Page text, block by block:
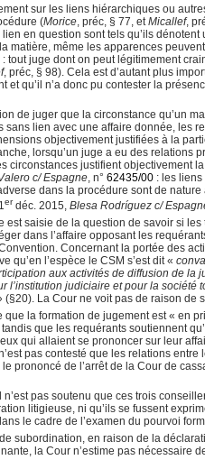
sur les liens hiérarchiques ou
(Morice, préc, § 77, etMicallef,
en question sont tels qu’ils
matière, même les apparences
: tout juge dont on peut légitimement
, préc, § 98). Cela est d’autant plus
qu’il n’a donc pu contester la
de juger que la circonstance qu’un
sans lien avec une affaire donnée, les
objectivement justifiées à la
lorsqu’un juge a eu des relations
justifient objectivement la
c/ Espagne, n°62435/00 : les
dans la procédure sont de
er déc. 2015,Blesa Rodríguez c/
est saisie de la question de savoir si
dans l’affaire opposant les
Concernant la portée des
qu’en l’espèce le CSM s’est dit «
aux activités de diffusion de la
l’institution judiciaire et pour la société
(§20). La Cour ne voit pas de raison de
la formation de jugement est « en
que les requérants soutiennent
qui allaient se prononcer sur leur
pas contesté que les relations
prononcé de l’arrêt de la Cour de
pas soutenu que ces trois
litigieuse, ni qu’ils se fussent
le cadre de l’examen du pourvoi
subordination, en raison de la
la Cour n’estime pas nécessaire